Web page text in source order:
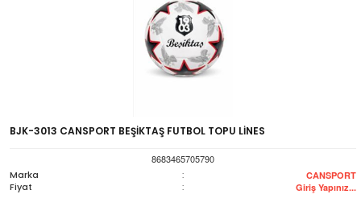
BJK-3013 CANSPORT BEŞİKTAŞ FUTBOL TOPU LİNES
8683465705790
Marka
: CANSPORT
Fiyat : Giriş Yapınız...